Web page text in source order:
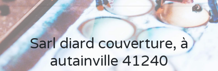
Sarl diard couverture, à
autainville 41240